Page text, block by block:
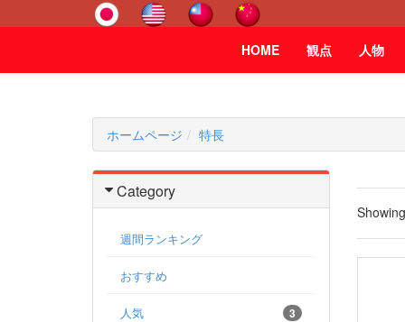
HOME 観点 人物
ホームページ 特長
Category
週間ランキング
おすすめ
3
人気
Showing